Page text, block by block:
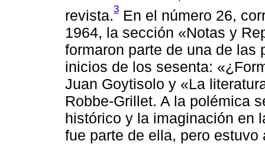
revista.3 En el número 26,
1964, la sección «Notas y
formaron parte de una de las
inicios de los sesenta:
Juan Goytisolo y «La
Robbe-Grillet. A la polémica
histórico y la imaginación en
fue parte de ella, pero